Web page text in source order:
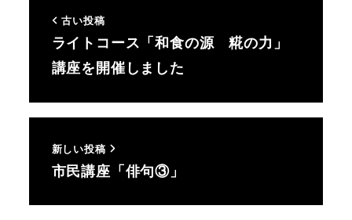
古い投稿
ライトコース「和食の源 糀の力」
講座を開催しました
新しい投稿
市民講座「俳句③」